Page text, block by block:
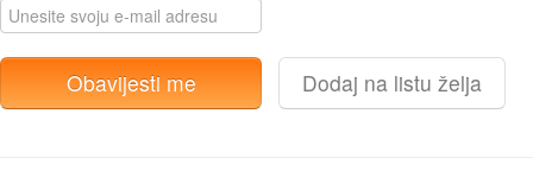
Obavijesti me Dodaj na listu želja